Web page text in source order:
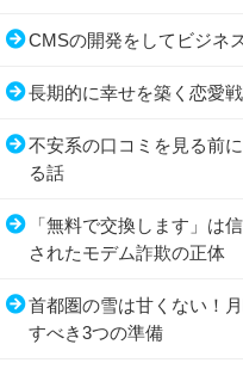
CMSの開発をしてビジネ
長期的に幸せを築く恋愛
不安系の口コミを見る前
る話
「無料で交換します」は
されたモデム詐欺の正体
首都圏の雪は甘くない！
すべき3つの準備